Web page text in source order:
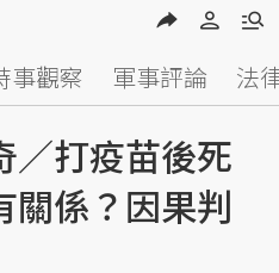
事觀察 軍事評論 法
／打疫苗後死
關係？因果判